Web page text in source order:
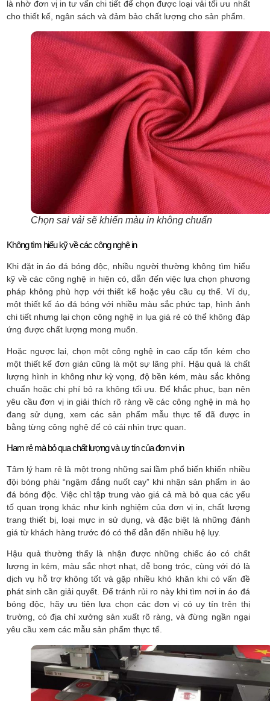
là nhờ đơn vị in tư vấn chi tiết để chọn được loại vải tối ưu nhất
cho thiết kế, ngân sách và đảm bảo chất lượng cho sản phẩm.
Chọn sai vải sẽ khiến màu in không chuẩn
Không tìm hiểu kỹ về các công nghệ in
Khi đặt in áo đá bóng độc, nhiều người thường không tìm hiểu
kỹ về các công nghệ in hiện có, dẫn đến việc lựa chọn phương
pháp không phù hợp với thiết kế hoặc yêu cầu cụ thể. Ví dụ,
một thiết kế áo đá bóng với nhiều màu sắc phức tạp, hình ảnh
chi tiết nhưng lại chọn công nghệ in lụa giá rẻ có thể không đáp
ứng được chất lượng mong muốn.
Hoặc ngược lại, chọn một công nghệ in cao cấp tốn kém cho
một thiết kế đơn giản cũng là một sự lãng phí. Hậu quả là chất
lượng hình in không như kỳ vọng, độ bền kém, màu sắc không
chuẩn hoặc chi phí bỏ ra không tối ưu. Để khắc phục, bạn nên
yêu cầu đơn vị in giải thích rõ ràng về các công nghệ in mà họ
đang sử dụng, xem các sản phẩm mẫu thực tế đã được in
bằng từng công nghệ để có cái nhìn trực quan.
Ham rẻ mà bỏ qua chất lượng và uy tín của đơn vị in
Tâm lý ham rẻ là một trong những sai lầm phổ biến khiến nhiều
đội bóng phải “ngậm đắng nuốt cay” khi nhận sản phẩm in áo
đá bóng độc. Việc chỉ tập trung vào giá cả mà bỏ qua các yếu
tố quan trọng khác như kinh nghiệm của đơn vị in, chất lượng
trang thiết bị, loại mực in sử dụng, và đặc biệt là những đánh
giá từ khách hàng trước đó có thể dẫn đến nhiều hệ lụy.
Hậu quả thường thấy là nhận được những chiếc áo có chất
lượng in kém, màu sắc nhợt nhạt, dễ bong tróc, cùng với đó là
dịch vụ hỗ trợ không tốt và gặp nhiều khó khăn khi có vấn đề
phát sinh cần giải quyết. Để tránh rủi ro này khi tìm nơi in áo đá
bóng độc, hãy ưu tiên lựa chọn các đơn vị có uy tín trên thị
trường, có địa chỉ xưởng sản xuất rõ ràng, và đừng ngần ngại
yêu cầu xem các mẫu sản phẩm thực tế.